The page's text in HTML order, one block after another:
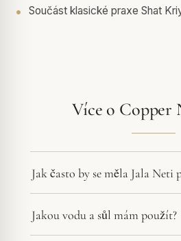
Součást klasické praxe Shat
Více o Copper
Jak často by se měla Jala Neti
Jakou vodu a sůl mám použít?